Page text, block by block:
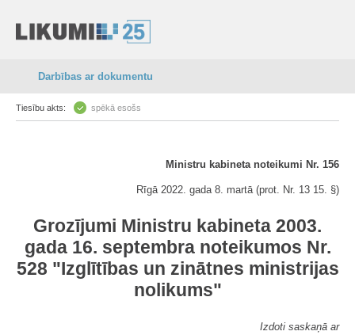
Darbības ar dokumentu
Tiesību akts: spēkā esošs
Ministru kabineta noteikumi Nr. 156
Rīgā 2022. gada 8. martā (prot. Nr. 13 15. §)
Grozījumi Ministru kabineta 2003.
gada 16. septembra noteikumos Nr.
528 "Izglītības un zinātnes ministrijas
nolikums"
Izdoti saskaņā ar